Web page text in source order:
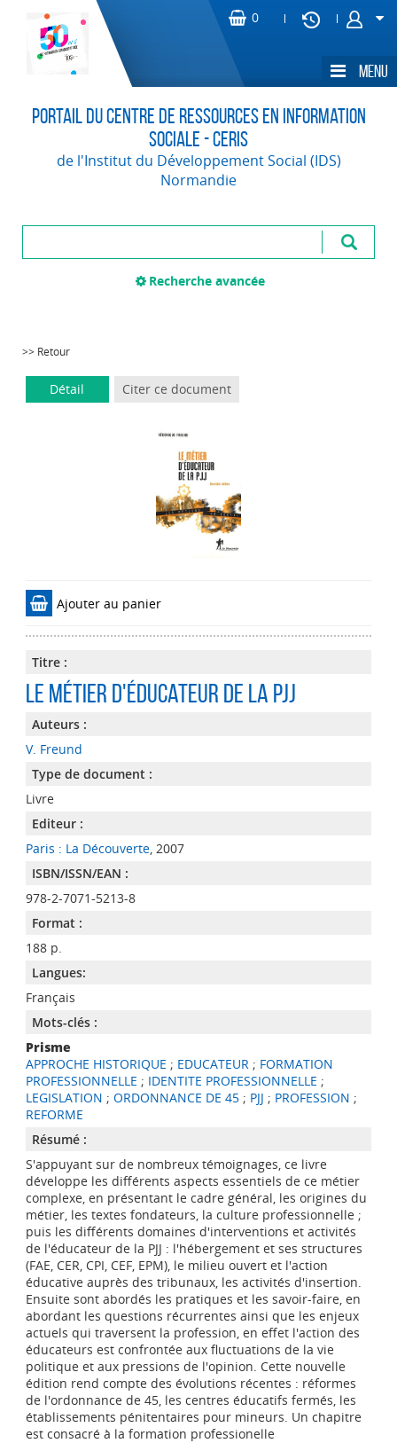
Portail du Centre de Ressources en Information
Sociale - CERIS
de l'Institut du Développement Social (IDS)
Normandie
Recherche avancée
>> Retour
Détail Citer ce document
Ajouter au panier
Titre :
Le métier d'éducateur de la pjj
Auteurs :
V. Freund
Type de document :
Livre
Editeur :
Paris : La Découverte, 2007
ISBN/ISSN/EAN :
978-2-7071-5213-8
Format :
188 p.
Langues:
Français
Mots-clés :
Prisme
APPROCHE HISTORIQUE ; EDUCATEUR; FORMATION
PROFESSIONNELLE ; IDENTITE PROFESSIONNELLE ;
LEGISLATION ; ORDONNANCE DE 45; PJJ ; PROFESSION ;
REFORME
Résumé :
S'appuyant sur de nombreux témoignages, ce livre
développe les différents aspects essentiels de ce métier
complexe, en présentant le cadre général, les origines du
métier, les textes fondateurs, la culture professionnelle ;
puis les différents domaines d'interventions et activités
de l'éducateur de la PJJ : l'hébergement et ses structures
(FAE, CER, CPI, CEF, EPM), le milieu ouvert et l'action
éducative auprès des tribunaux, les activités d'insertion.
Ensuite sont abordés les pratiques et les savoir-faire, en
abordant les questions récurrentes ainsi que les enjeux
actuels qui traversent la profession, en effet l'action des
éducateurs est confrontée aux fluctuations de la vie
politique et aux pressions de l'opinion. Cette nouvelle
édition rend compte des évolutions récentes : réformes
de l'ordonnance de 45, les centres éducatifs fermés, les
établissements pénitentaires pour mineurs. Un chapitre
est consacré à la formation professionelle